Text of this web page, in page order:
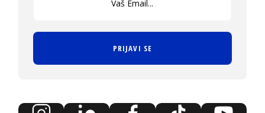
PRIJAVI SE